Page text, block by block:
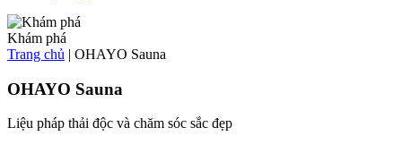
Khám phá
Trang chủ | OHAYO Sauna
OHAYO Sauna
Liệu pháp thải độc và chăm sóc sắc đẹp